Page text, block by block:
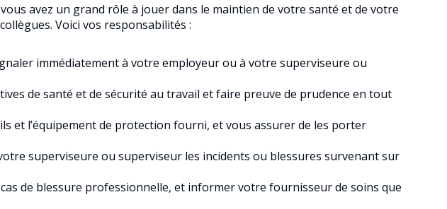
avez un grand rôle à jouer dans le maintien de votre santé et de votre
Voici vos responsabilités :
immédiatement à votre employeur ou à votre superviseure ou
de santé et de sécurité au travail et faire preuve de prudence en tout
et l’équipement de protection fourni, et vous assurer de les porter
superviseure ou superviseur les incidents ou blessures survenant sur
de blessure professionnelle, et informer votre fournisseur de soins que